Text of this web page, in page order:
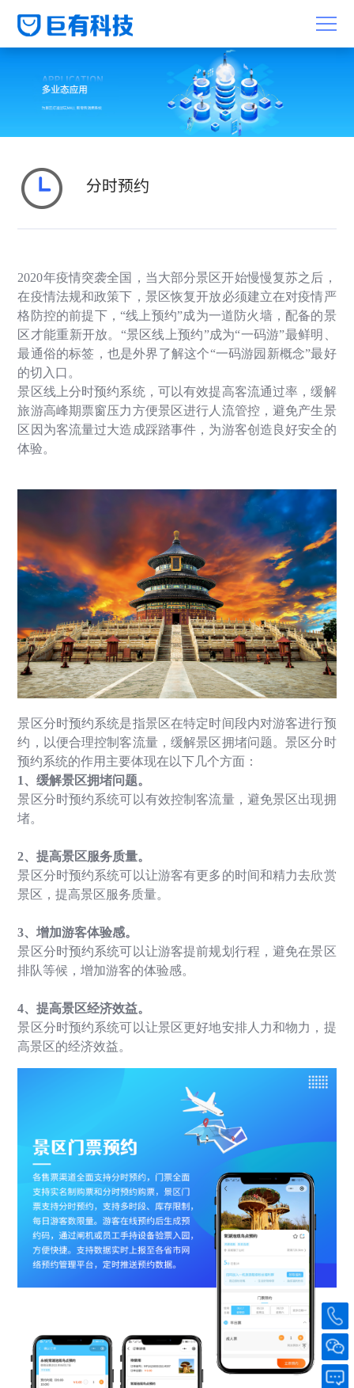
分时预约
2020年疫情突袭全国，当大部分景区开始慢慢复苏之后，
在疫情法规和政策下，景区恢复开放必须建立在对疫情严
格防控的前提下，“线上预约”成为一道防火墙，配备的景
区才能重新开放。“景区线上预约”成为“一码游”最鲜明、
最通俗的标签，也是外界了解这个“一码游园新概念”最好
的切入口。
景区线上分时预约系统，可以有效提高客流通过率，缓解
旅游高峰期票窗压力方便景区进行人流管控，避免产生景
区因为客流量过大造成踩踏事件，为游客创造良好安全的
体验。
景区分时预约系统是指景区在特定时间段内对游客进行预
约，以便合理控制客流量，缓解景区拥堵问题。景区分时
预约系统的作用主要体现在以下几个方面：
1、缓解景区拥堵问题。
景区分时预约系统可以有效控制客流量，避免景区出现拥
堵。
2、提高景区服务质量。
景区分时预约系统可以让游客有更多的时间和精力去欣赏
景区，提高景区服务质量。
3、增加游客体验感。
景区分时预约系统可以让游客提前规划行程，避免在景区
排队等候，增加游客的体验感。
4、提高景区经济效益。
景区分时预约系统可以让景区更好地安排人力和物力，提
高景区的经济效益。